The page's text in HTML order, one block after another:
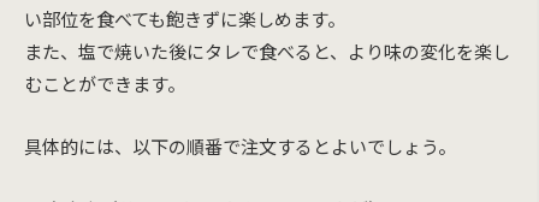
い部位を食べても飽きずに楽しめます。
また、塩で焼いた後にタレで食べると、より味の変化を楽し
むことができます。
具体的には、以下の順番で注文するとよいでしょう。